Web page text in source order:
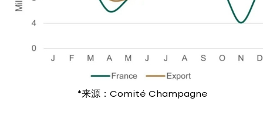
*来源：Comité Champagne